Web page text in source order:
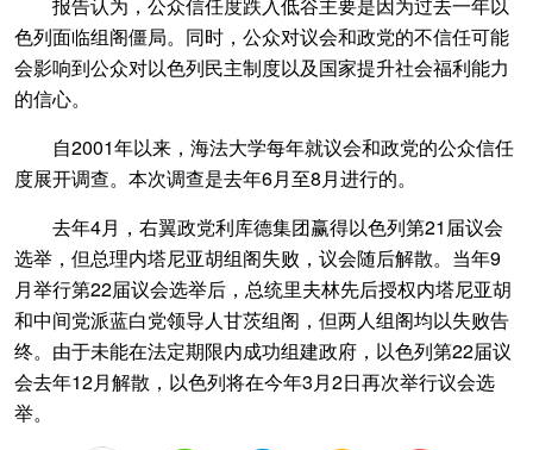
色列面临组阁僵局。同时，公众对议会和政党的不信任可能
会影响到公众对以色列民主制度以及国家提升社会福利能力
的信心。
自2001年以来，海法大学每年就议会和政党的公众信任
度展开调查。本次调查是去年6月至8月进行的。
去年4月，右翼政党利库德集团赢得以色列第21届议会
选举，但总理内塔尼亚胡组阁失败，议会随后解散。当年9
月举行第22届议会选举后，总统里夫林先后授权内塔尼亚胡
和中间党派蓝白党领导人甘茨组阁，但两人组阁均以失败告
终。由于未能在法定期限内成功组建政府，以色列第22届议
会去年12月解散，以色列将在今年3月2日再次举行议会选
举。